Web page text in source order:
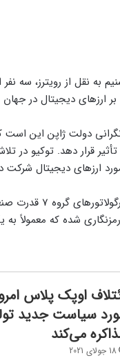
به نقل از رویترز، سه
بر ارزهای دیجیتال در
دولت ژاپن این
قرار دهد. توکیو در
ارزهای دیجیتال شرکت
رمزنگاری شده که معمولاً
اوپک پلاس
سیاست جدید
می‌کند
18 جولای 2021